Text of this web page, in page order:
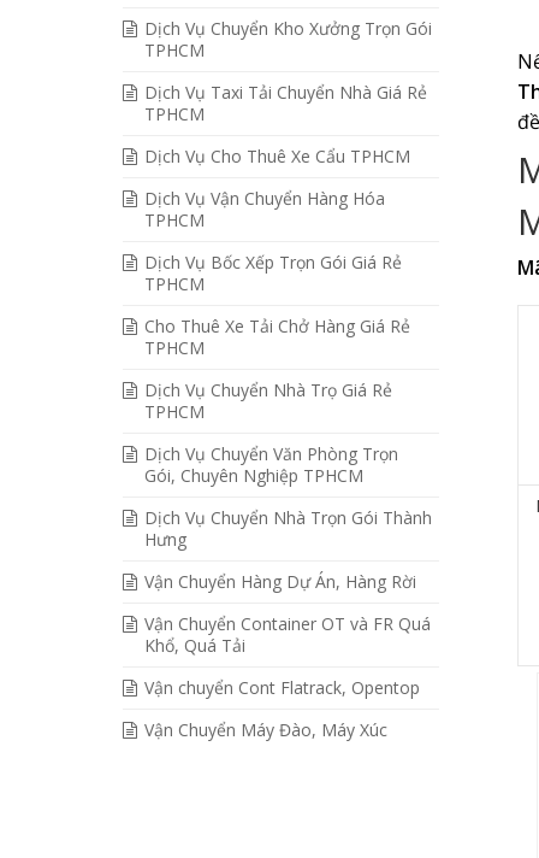
Dịch Vụ Chuyển Kho Xưởng Trọn Gói
TPHCM
Dịch Vụ Taxi Tải Chuyển Nhà Giá Rẻ
TPHCM
Dịch Vụ Cho Thuê Xe Cẩu TPHCM
Dịch Vụ Vận Chuyển Hàng Hóa
TPHCM
Dịch Vụ Bốc Xếp Trọn Gói Giá Rẻ
TPHCM
Cho Thuê Xe Tải Chở Hàng Giá Rẻ
TPHCM
Dịch Vụ Chuyển Nhà Trọ Giá Rẻ
TPHCM
Dịch Vụ Chuyển Văn Phòng Trọn
Gói, Chuyên Nghiệp TPHCM
Dịch Vụ Chuyển Nhà Trọn Gói Thành
Hưng
Vận Chuyển Hàng Dự Án, Hàng Rời
Vận Chuyển Container OT và FR Quá
Khổ, Quá Tải
Vận chuyển Cont Flatrack, Opentop
Vận Chuyển Máy Đào, Máy Xúc